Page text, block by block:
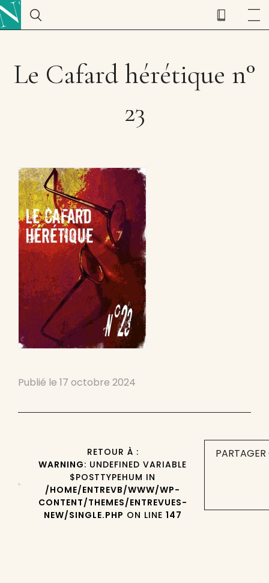
Le Cafard hérétique n°
23
Publié le 17 octobre 2024
RETOUR À :
WARNING: UNDEFINED VARIABLE
$POSTTYPEHUM IN
/HOME/ENTREVB/WWW/WP-
CONTENT/THEMES/ENTREVUES-
NEW/SINGLE.PHP ON LINE 147